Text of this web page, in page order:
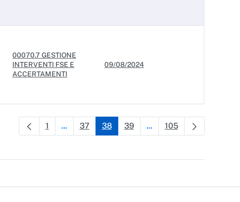
00070.7 GESTIONE
INTERVENTI FSE E
ACCERTAMENTI
09/08/2024
Pagina
1 ...Pagine intermedie Use TAB to navigate.
Pagina
37 Pagina
38 Pagina
39 ...Pagine intermedie Use
Pagina
105